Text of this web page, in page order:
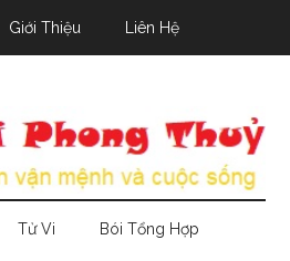
Giới Thiệu Liên Hệ
Tử Vi Bói Tổng Hợp